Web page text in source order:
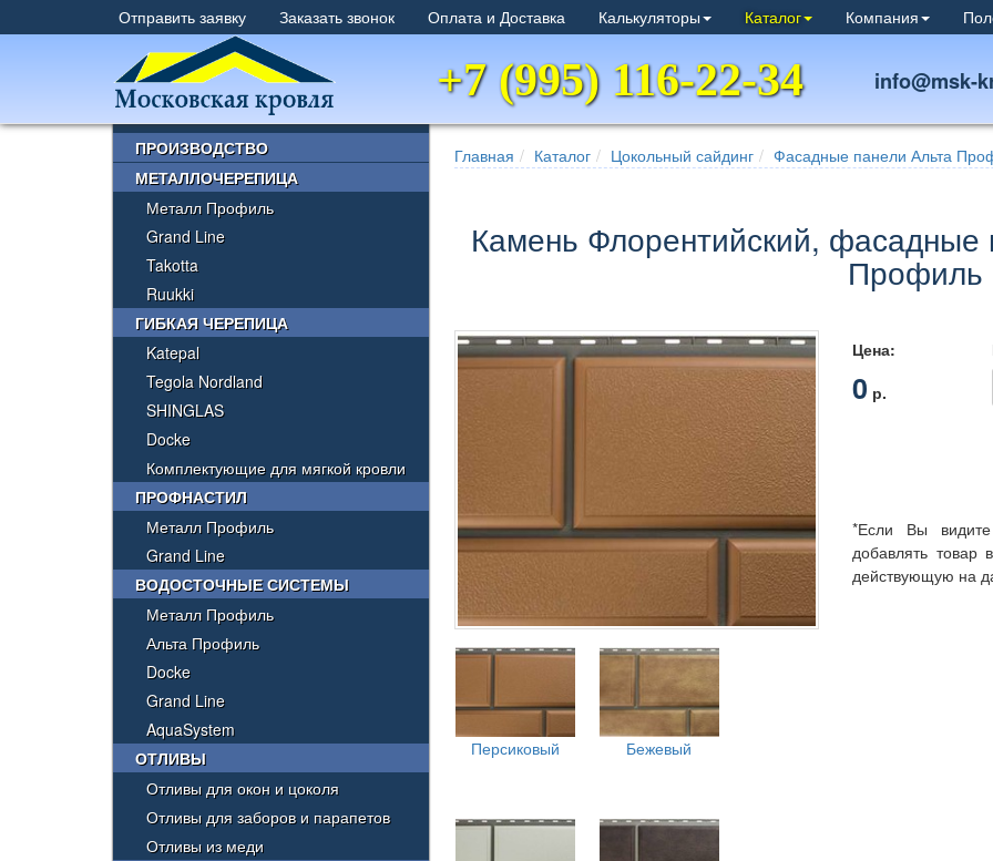
+7 (995) 116-22-34 info@msk-
Отправить заявку Заказать звонок Оплата и Доставка Калькуляторы Каталог Компания
Главная Каталог Цокольный сайдинг Фасадные панели Альта
Камень Флорентийский, фасадные
Профиль
Персиковый Бежевый
Цена:
0 р.
*Если Вы
добавлять
действующую на
ПРОИЗВОДСТВО
МЕТАЛЛОЧЕРЕПИЦА
Металл Профиль
Grand Line
Takotta
Ruukki
ГИБКАЯ ЧЕРЕПИЦА
Katepal
Tegola Nordland
SHINGLAS
Docke
Комплектующие для мягкой кровли
ПРОФНАСТИЛ
Металл Профиль
Grand Line
ВОДОСТОЧНЫЕ СИСТЕМЫ
Металл Профиль
Альта Профиль
Docke
Grand Line
AquaSystem
ОТЛИВЫ
Отливы для окон и цоколя
Отливы для заборов и парапетов
Отливы из меди